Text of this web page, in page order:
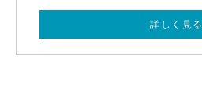
詳しく見る